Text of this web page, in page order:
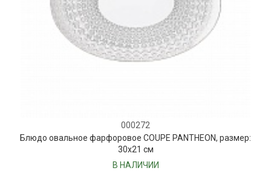
000272
Блюдо овальное фарфоровое COUPE PANTHEON, размер:
30х21 см
В НАЛИЧИИ